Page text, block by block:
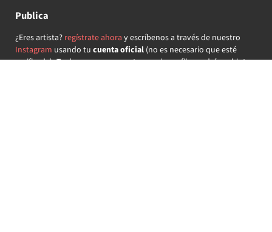
Publica
¿Eres artista? regístrate ahora y escríbenos a través de nuestro
Instagram usando tu cuenta oficial(no es necesario que esté
verificada) ¡Te daremos acceso a tu propio perfil y podrás subir tus